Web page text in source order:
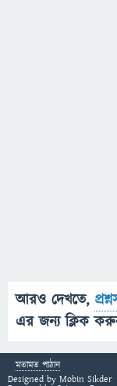
আরও দেখতে,
এর জন্য ক্লিক
মতামত পাঠান
Designed by Mobin Sikder